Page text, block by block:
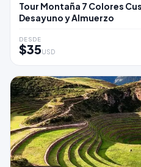
Tour Montaña 7 Colores
Desayuno y Almuerzo
DESDE
$35USD